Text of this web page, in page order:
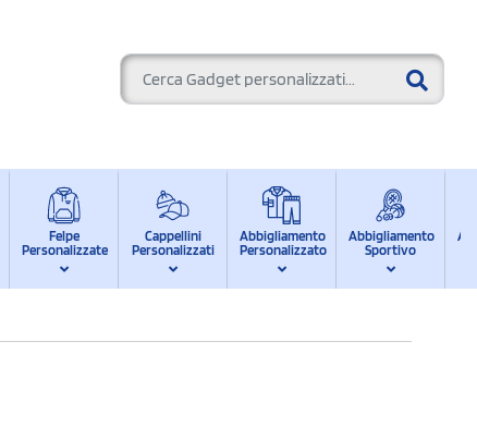
Felpe
Personalizzate
Cappellini
Personalizzati
Abbigliamento
Personalizzato
Abbigliamento
Sportivo